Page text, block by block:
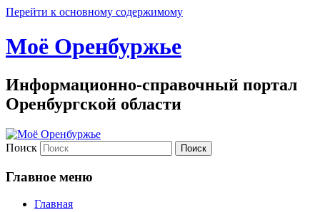
Перейти к основному содержимому
Моё Оренбуржье
Информационно-справочный портал
Оренбургской области
Поиск
Главное меню
Главная